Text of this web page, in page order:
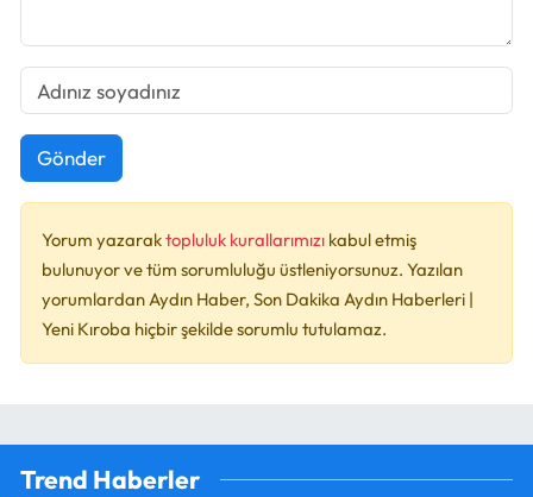
Gönder
Yorum yazaraktopluluk kurallarımızı kabul etmiş
bulunuyor ve tüm sorumluluğu üstleniyorsunuz. Yazılan
yorumlardan Aydın Haber, Son Dakika Aydın Haberleri |
Yeni Kıroba hiçbir şekilde sorumlu tutulamaz.
Trend Haberler